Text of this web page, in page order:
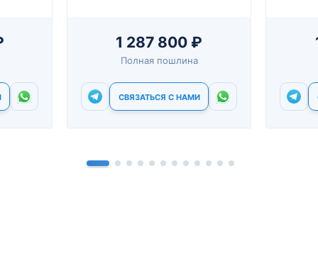
1 287 800 ₽
Полная пошлина
СВЯЗАТЬСЯ С НАМИ